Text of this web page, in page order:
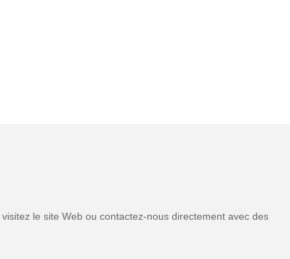
le site Web ou contactez-nous directement avec des